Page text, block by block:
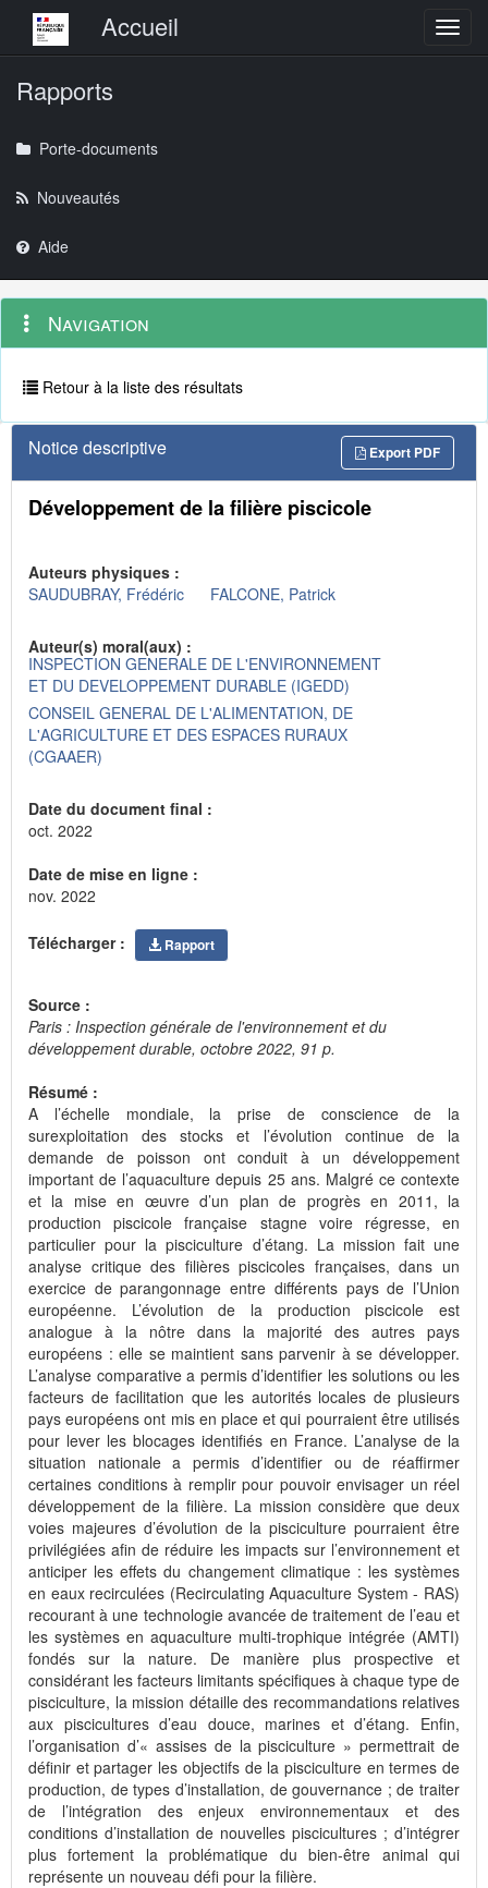
Menu principalAccueil
Rapports
Porte-documents
Nouveautés
Aide
Navigation
outils
Menu
contextuel
Navigation
Retour à la liste des résultats
Notice descriptive Export PDF
Développement de la filière piscicole
Auteurs physiques :
SAUDUBRAY, Frédéric
FALCONE, Patrick
Auteur(s) moral(aux) :
INSPECTION GENERALE DE L'ENVIRONNEMENT
ET DU DEVELOPPEMENT DURABLE (IGEDD)
CONSEIL GENERAL DE L'ALIMENTATION, DE
L'AGRICULTURE ET DES ESPACES RURAUX
(CGAAER)
Date du document final :
oct. 2022
Date de mise en ligne :
nov. 2022
Télécharger : Rapport
Source :
Paris : Inspection générale de l'environnement et du
développement durable, octobre 2022, 91 p.
Résumé :
A l’échelle mondiale, la prise de conscience de la
surexploitation des stocks et l’évolution continue de la
demande de poisson ont conduit à un développement
important de l’aquaculture depuis 25 ans. Malgré ce contexte
et la mise en œuvre d’un plan de progrès en 2011, la
production piscicole française stagne voire régresse, en
particulier pour la pisciculture d’étang. La mission fait une
analyse critique des filières piscicoles françaises, dans un
exercice de parangonnage entre différents pays de l’Union
européenne. L’évolution de la production piscicole est
analogue à la nôtre dans la majorité des autres pays
européens : elle se maintient sans parvenir à se développer.
L’analyse comparative a permis d’identifier les solutions ou les
facteurs de facilitation que les autorités locales de plusieurs
pays européens ont mis en place et qui pourraient être utilisés
pour lever les blocages identifiés en France. L’analyse de la
situation nationale a permis d’identifier ou de réaffirmer
certaines conditions à remplir pour pouvoir envisager un réel
développement de la filière. La mission considère que deux
voies majeures d’évolution de la pisciculture pourraient être
privilégiées afin de réduire les impacts sur l’environnement et
anticiper les effets du changement climatique : les systèmes
en eaux recirculées (Recirculating Aquaculture System - RAS)
recourant à une technologie avancée de traitement de l’eau et
les systèmes en aquaculture multi-trophique intégrée (AMTI)
fondés sur la nature. De manière plus prospective et
considérant les facteurs limitants spécifiques à chaque type de
pisciculture, la mission détaille des recommandations relatives
aux piscicultures d’eau douce, marines et d’étang. Enfin,
l’organisation d’« assises de la pisciculture » permettrait de
définir et partager les objectifs de la pisciculture en termes de
production, de types d’installation, de gouvernance ; de traiter
de l’intégration des enjeux environnementaux et des
conditions d’installation de nouvelles piscicultures ; d’intégrer
plus fortement la problématique du bien-être animal qui
représente un nouveau défi pour la filière.